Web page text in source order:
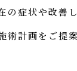
の症状や改善
術計画をご提案